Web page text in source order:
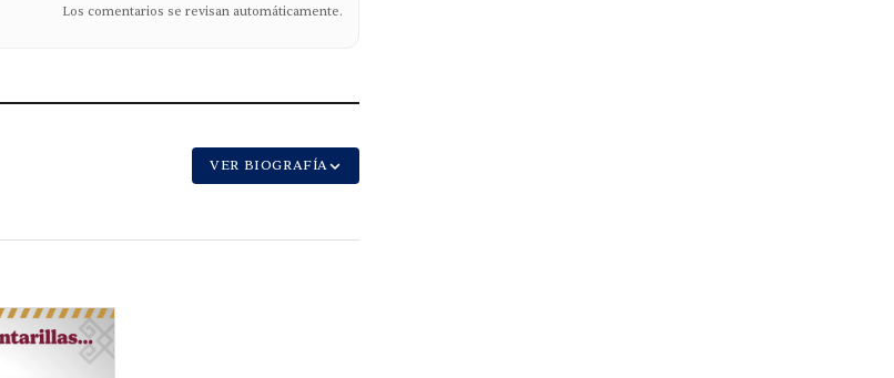
Los comentarios se revisan automáticamente.
VER BIOGRAFÍA